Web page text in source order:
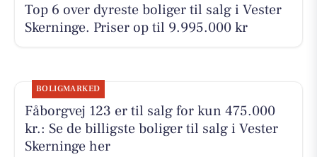
Top 6 over dyreste boliger til salg i Vester
Skerninge. Priser op til 9.995.000 kr
BOLIGMARKED
Fåborgvej 123 er til salg for kun 475.000
kr.: Se de billigste boliger til salg i Vester
Skerninge her